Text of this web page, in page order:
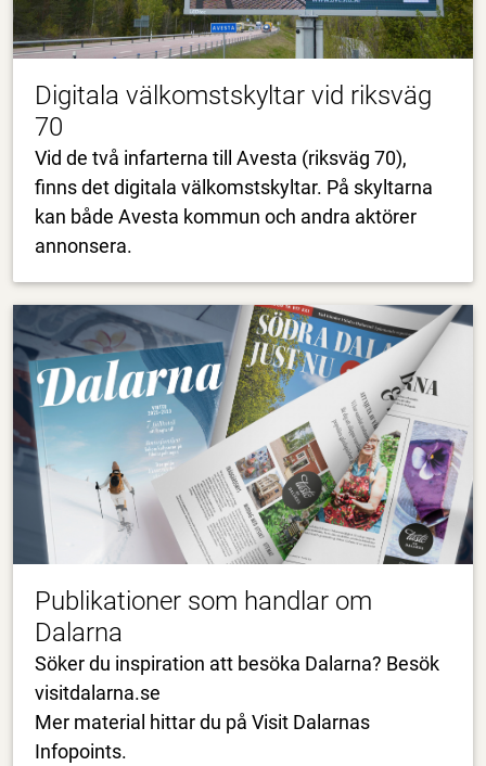
Digitala välkomstskyltar vid riksväg
70
Vid de två infarterna till Avesta (riksväg 70),
finns det digitala välkomstskyltar. På skyltarna
kan både Avesta kommun och andra aktörer
annonsera.
Publikationer som handlar om
Dalarna
Söker du inspiration att besöka Dalarna? Besök
visitdalarna.se
Mer material hittar du på Visit Dalarnas
Infopoints.